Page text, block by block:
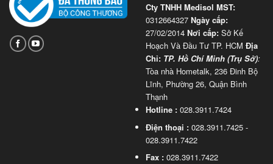
Cty TNHH Medisol MST:
0312664327 Ngày cấp:
27/02/2014 Nơi cấp: Sở Kế
Hoạch Và Đầu Tư TP. HCM Địa
Chỉ: TP. Hồ Chí Minh (Trụ Sở):
Tòa nhà Hometalk, 236 Đinh Bộ
Lĩnh, Phường 26, Quận Bình
Thạnh
Hotline : 028.3911.7424
Điện thoại : 028.3911.7425 -
028.3911.7422
Fax : 028.3911.7422